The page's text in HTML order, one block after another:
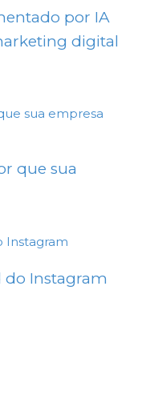
por IA
digital
que sua
do Instagram